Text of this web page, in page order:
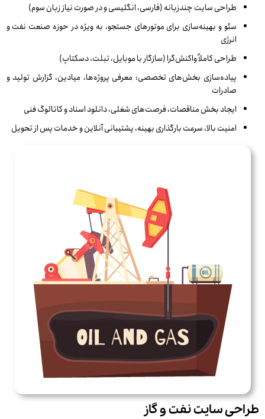
طراحی سایت چندزبانه (فارسی، انگلیسی و در صورت نیاز زبان سوم)
سئو و بهینه‌سازی برای موتورهای جستجو، به ویژه در حوزه صنعت نفت و
انرژی
طراحی کاملاً واکنش‌گرا (سازگار با موبایل، تبلت، دسکتاپ)
پیاده‌سازی بخش‌های تخصصی: معرفی پروژه‌ها، میادین، گزارش تولید و
صادرات
ایجاد بخش مناقصات، فرصت‌های شغلی، دانلود اسناد و کاتالوگ فنی
امنیت بالا، سرعت بارگذاری بهینه، پشتیبانی آنلاین و خدمات پس از تحویل
طراحی سایت نفت و گاز